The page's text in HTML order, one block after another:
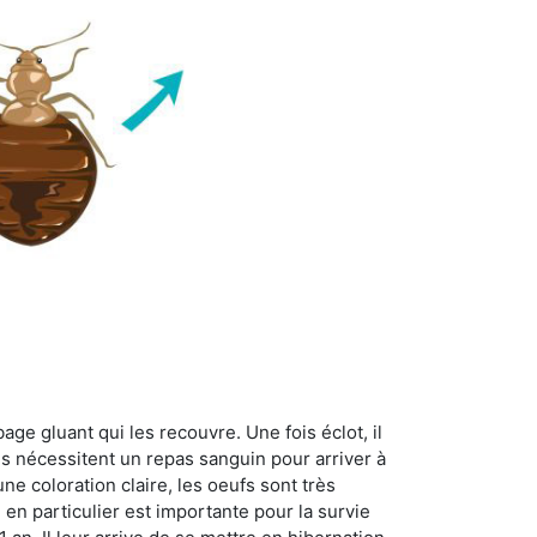
gluant qui les recouvre. Une fois éclot, il
nécessitent un repas sanguin pour arriver à
coloration claire, les oeufs sont très
particulier est importante pour la survie